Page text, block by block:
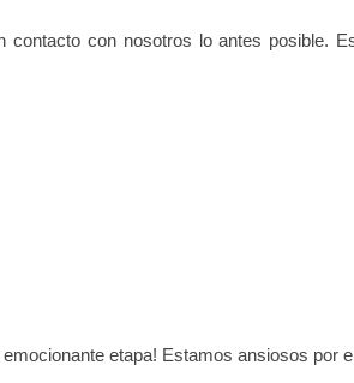
contacto con nosotros lo antes posible.
etapa! Estamos ansiosos